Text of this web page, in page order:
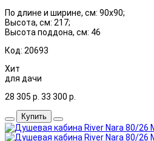
По длине и ширине, см: 90x90;
Высота, см: 217;
Высота поддона, см: 46
Код: 20693
Хит
для дачи
28 305 р. 33 300 р.
Купить